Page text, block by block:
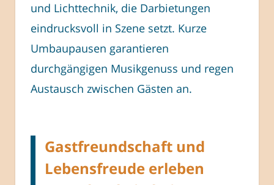
und Lichttechnik, die Darbietungen
eindrucksvoll in Szene setzt. Kurze
Umbaupausen garantieren
durchgängigen Musikgenuss und regen
Austausch zwischen Gästen an.
Gastfreundschaft und
Lebensfreude erleben